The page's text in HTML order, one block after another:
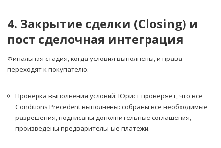
4. Закрытие сделки (Closing) и
пост сделочная интеграция
Финальная стадия, когда условия выполнены, и права
переходят к покупателю.
Проверка выполнения условий: Юрист проверяет, что все
Conditions Precedent выполнены: собраны все необходимые
разрешения, подписаны дополнительные соглашения,
произведены предварительные платежи.